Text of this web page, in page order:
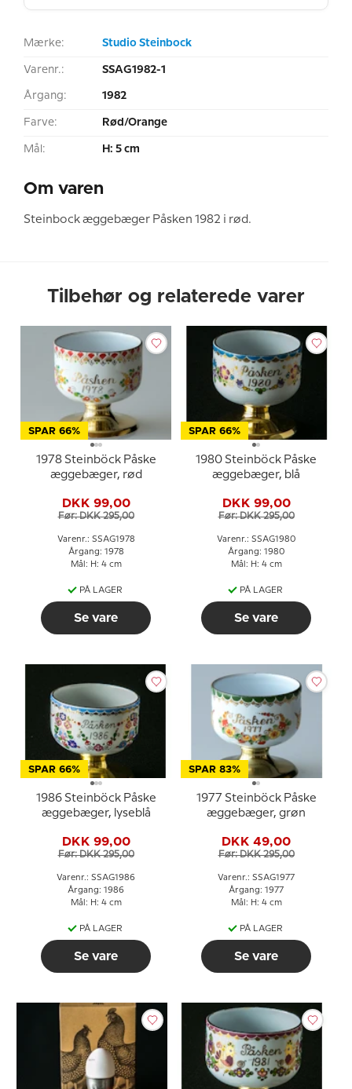
Mærke: Studio Steinbock
Varenr.: SSAG1982-1
Årgang: 1982
Farve: Rød/Orange
Mål: H: 5 cm
Om varen
Steinbock æggebæger Påsken 1982 i rød.
Tilbehør og relaterede varer
SPAR 66%
1978 Steinböck Påske
æggebæger, rød
DKK 99,00
Før: DKK 295,00
Varenr.: SSAG1978
Årgang: 1978
Mål: H: 4 cm
PÅ LAGER
Se vare
SPAR 66%
1980 Steinböck Påske
æggebæger, blå
DKK 99,00
Før: DKK 295,00
Varenr.: SSAG1980
Årgang: 1980
Mål: H: 4 cm
PÅ LAGER
Se vare
SPAR 66%
1986 Steinböck Påske
æggebæger, lyseblå
DKK 99,00
Før: DKK 295,00
Varenr.: SSAG1986
Årgang: 1986
Mål: H: 4 cm
PÅ LAGER
Se vare
SPAR 83%
1977 Steinböck Påske
æggebæger, grøn
DKK 49,00
Før: DKK 295,00
Varenr.: SSAG1977
Årgang: 1977
Mål: H: 4 cm
PÅ LAGER
Se vare